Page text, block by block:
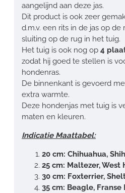
aangelijnd aan deze jas.
Dit product is ook zeer
d.m.v. een rits in de jas op
sluiting op de rug in het tuig.
Het tuig is ook nog op 4
zodat hij goed te stellen is
hondenras.
De binnenkant is gevoerd
extra warmte.
Deze hondenjas met tuig is
maten en kleuren.
Indicatie Maattabel:
20 cm: Chihuahua,
25 cm: Maltezer,
30 cm: Foxterrier,
35 cm: Beagle,